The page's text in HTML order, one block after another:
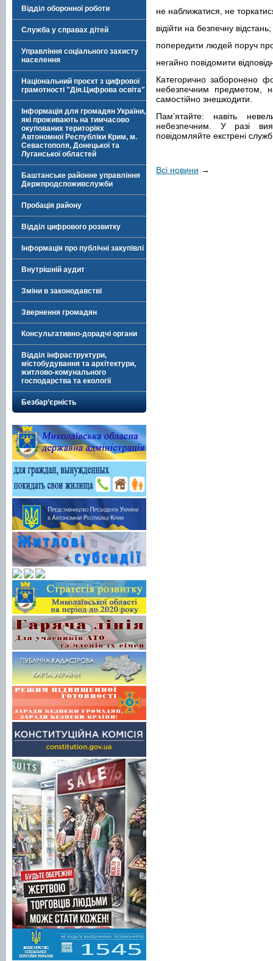
Відділ оборонної роботи
Служба у справах дітей
Управління соціального захисту
населення
Національний проєкт з цифрової
грамотності "Дія.Цифрова освіта"
Інформація для громадян України,
які проживають на тимчасово
окупованих територіях
Автономної Республіки Крим, м.
Севастополя, Донецької та
Луганської областей
Баштанське районне управління
Держпродспоживслужби
Пробація району
Відділ цифрового розвитку
Інформація про публічні закупівлі
Внутрішній аудит
Зміни в законодавстві
Звернення громадян
Консультативно-дорадчі органи
Відділ інфраструктури,
містобудування та архітектури,
житлово-комунального
господарства та екології
Безбар’єрність
не наближатися, не
відійти на безпечну відстань;
попередити людей поруч
негайно повідомити
Категорично заборонено
небезпечним предметом,
самостійно знешкодити.
Пам’ятайте: навіть
небезпечним. У разі
повідомляйте екстрені
Всі новини →